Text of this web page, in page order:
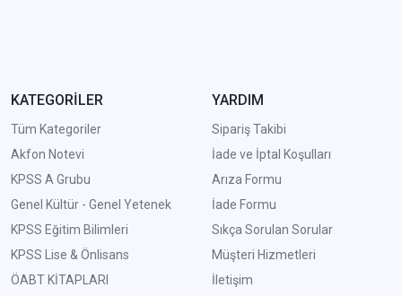
KATEGORİLER
Tüm Kategoriler
Akfon Notevi
KPSS A Grubu
Genel Kültür - Genel Yetenek
KPSS Eğitim Bilimleri
KPSS Lise & Önlisans
ÖABT KİTAPLARI
YARDIM
Sipariş Takibi
İade ve İptal Koşulları
Arıza Formu
İade Formu
Sıkça Sorulan Sorular
Müşteri Hizmetleri
İletişim